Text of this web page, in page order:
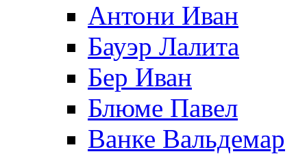
Антони Иван
Бауэр Лалита
Бер Иван
Блюме Павел
Ванке Вальдемар